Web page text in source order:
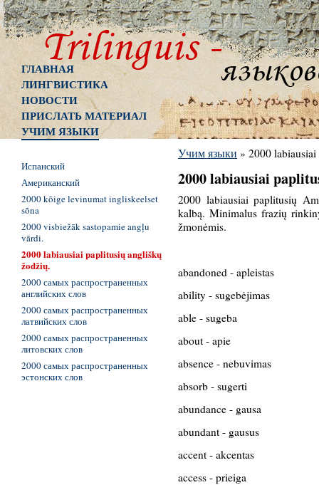
ГЛАВНАЯ
ЛИНГВИСТИКА
НОВОСТИ
ПРИСЛАТЬ МАТЕРИАЛ
УЧИМ ЯЗЫКИ
Учим языки » 2000
2000 labiausiai
2000 labiausiai paplitusių
kalbą. Minimalus frazių
žmonėmis.
abandoned - apleistas
ability - sugebėjimas
able - sugeba
about - apie
absence - nebuvimas
absorb - sugerti
abundance - gausa
abundant - gausus
accent - akcentas
access - prieiga
Испанский
Американский
2000 kõige levinumat ingliskeelset
sõna
2000 visbiežāk sastopamie angļu
vārdi.
2000 labiausiai paplitusių angliškų
žodžių.
2000 самых распространенных
английских слов
2000 самых распространенных
латвийских слов
2000 самых распространенных
литовских слов
2000 самых распространенных
эстонских слов